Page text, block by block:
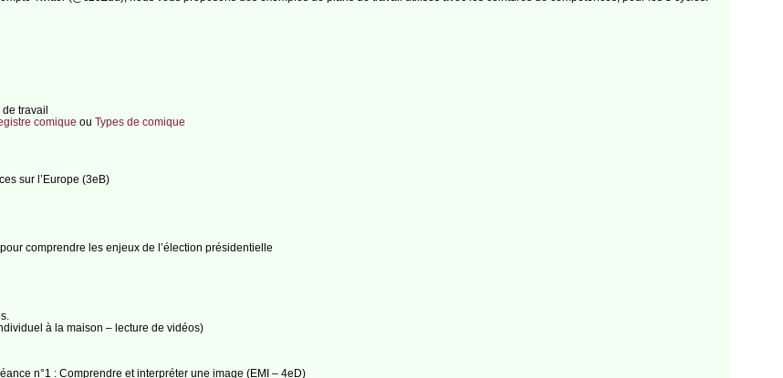
travail
comique ou Types de comique
sur l’Europe (3eB)
comprendre les enjeux de l’élection présidentielle
à la maison – lecture de vidéos)
n°1 : Comprendre et interpréter une image (EMI – 4eD)